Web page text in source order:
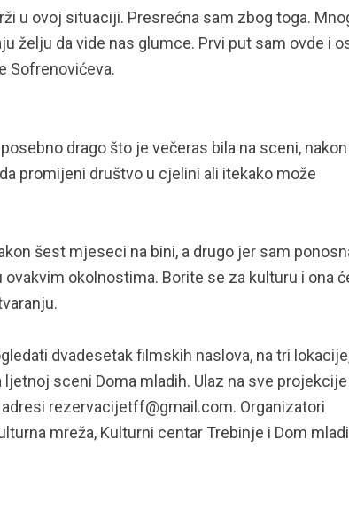
u ovoj situaciji. Presrećna sam zbog toga.
želju da vide nas glumce. Prvi put sam ovde i
Sofrenovićeva.
drago što je večeras bila na sceni,
promijeni društvo u cjelini ali itekako može
šest mjeseci na bini, a drugo jer sam
okolnostima. Borite se za kulturu i ona
dvadesetak filmskih naslova, na tri
sceni Doma mladih. Ulaz na sve
rezervacijetff@gmail.com. Organizatori
mreža, Kulturni centar Trebinje i Dom